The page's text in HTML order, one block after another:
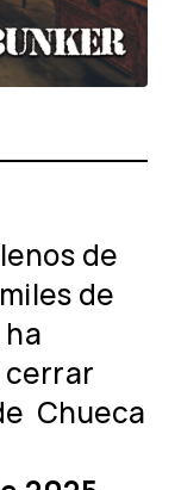
de
de
cerrar
Chueca